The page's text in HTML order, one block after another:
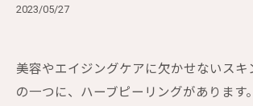
2023/05/27
美容やエイジングケアに欠かせないスキ
の一つに、ハーブピーリングがあります